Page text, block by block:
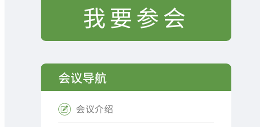
我要参会
会议导航
 会议介绍